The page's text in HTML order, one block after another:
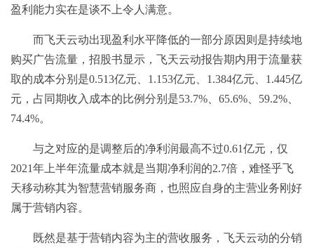
盈利能力实在是谈不上令人满意。
而飞天云动出现盈利水平降低的一部分原因则是持续地
购买广告流量，招股书显示，飞天云动报告期内用于流量获
取的成本分别是0.513亿元、1.153亿元、1.384亿元、1.445亿
元，占同期收入成本的比例分别是53.7%、65.6%、59.2%、
74.4%。
与之对应的是调整后的净利润最高不过0.61亿元，仅
2021年上半年流量成本就是当期净利润的2.7倍，难怪乎飞
天移动称其为智慧营销服务商，也照应自身的主营业务刚好
属于营销内容。
既然是基于营销内容为主的营收服务，飞天云动的分销